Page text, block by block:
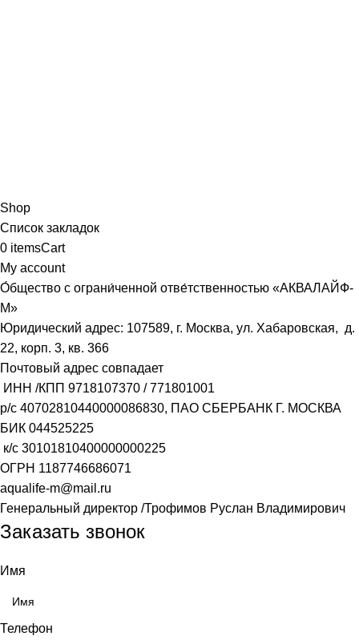
Shop
Список закладок
0 itemsCart
My account
О́бщество с ограни́ченной отве́тственностью «АКВАЛАЙФ-
М»
Юридический адрес: 107589, г. Москва, ул. Хабаровская, д.
22, корп. 3, кв. 366
Почтовый адрес совпадает
ИНН /КПП 9718107370 /771801001
р/с 40702810440000086830, ПАО СБЕРБАНК Г. МОСКВА
БИК 044525225
к/с 30101810400000000225
ОГРН 1187746686071
aqualife-m@mail.ru
Генеральный директор /Трофимов Руслан Владимирович
Заказать звонок
Имя
Телефон